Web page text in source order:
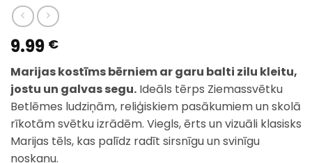
9.99 €
Marijas kostīms bērniem ar garu balti zilu kleitu,
jostu un galvas segu. Ideāls tērps Ziemassvētku
Betlēmes ludziņām, reliģiskiem pasākumiem un skolā
rīkotām svētku izrādēm. Viegls, ērts un vizuāli klasisks
Marijas tēls, kas palīdz radīt sirsnīgu un svinīgu
noskaņu.